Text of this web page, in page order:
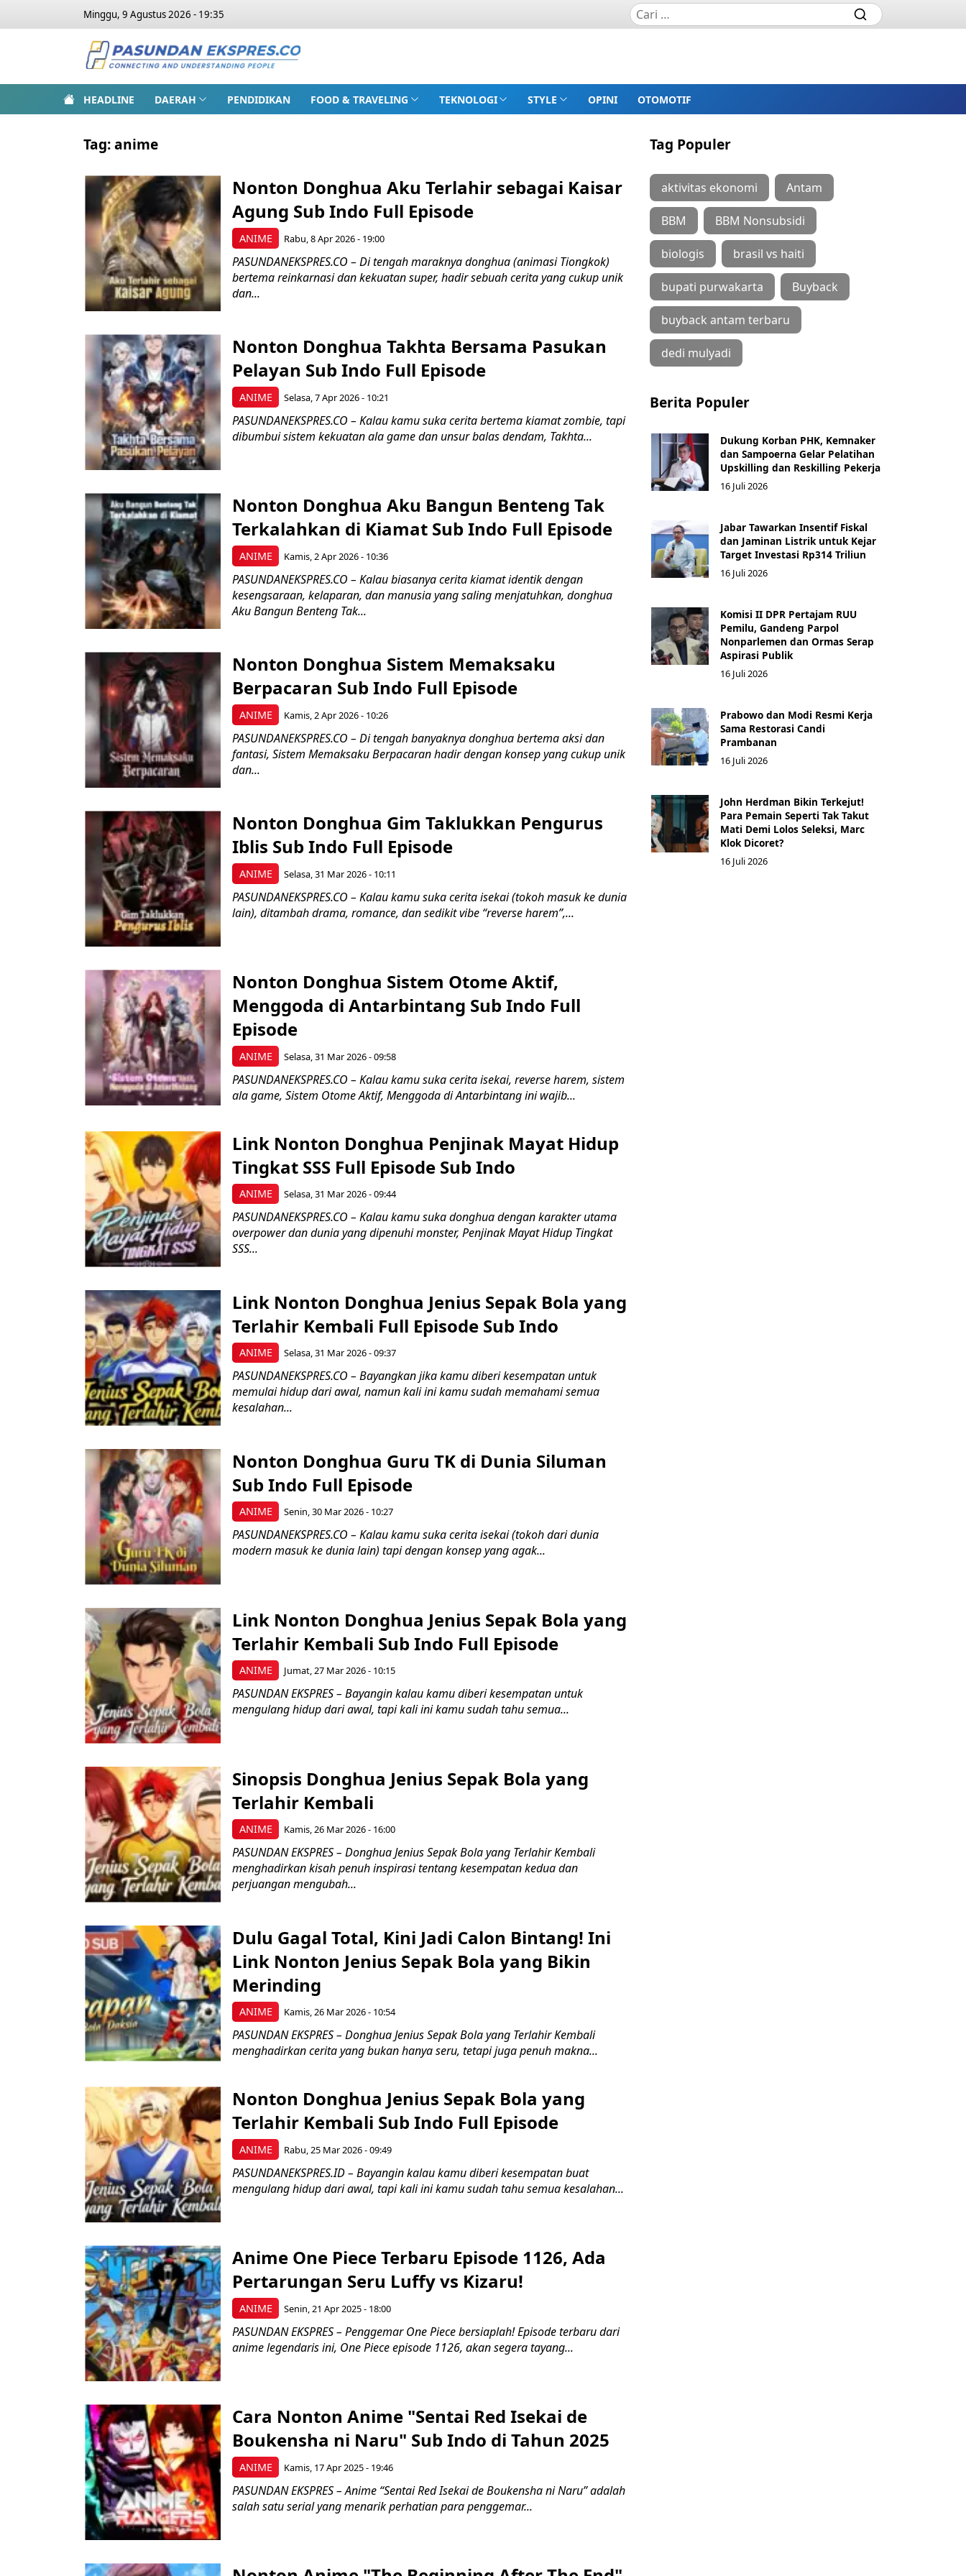
Minggu, 9 Agustus 2026 - 19:35
HEADLINE DAERAH PENDIDIKAN FOOD & TRAVELING TEKNOLOGI STYLE OPINI OTOMOTIF
Tag:anime
ANIME
Nonton Donghua Aku Terlahir sebagai Kaisar
Agung Sub Indo Full Episode
Rabu, 8 Apr 2026 - 19:00
PASUNDANEKSPRES.CO – Di tengah maraknya donghua (animasi Tiongkok)
bertema reinkarnasi dan kekuatan super, hadir sebuah cerita yang cukup unik
dan...
ANIME
Nonton Donghua Takhta Bersama Pasukan
Pelayan Sub Indo Full Episode
Selasa, 7 Apr 2026 - 10:21
PASUNDANEKSPRES.CO – Kalau kamu suka cerita bertema kiamat zombie, tapi
dibumbui sistem kekuatan ala game dan unsur balas dendam, Takhta...
ANIME
Nonton Donghua Aku Bangun Benteng Tak
Terkalahkan di Kiamat Sub Indo Full Episode
Kamis, 2 Apr 2026 - 10:36
PASUNDANEKSPRES.CO – Kalau biasanya cerita kiamat identik dengan
kesengsaraan, kelaparan, dan manusia yang saling menjatuhkan, donghua
Aku Bangun Benteng Tak...
ANIME
Nonton Donghua Sistem Memaksaku
Berpacaran Sub Indo Full Episode
Kamis, 2 Apr 2026 - 10:26
PASUNDANEKSPRES.CO – Di tengah banyaknya donghua bertema aksi dan
fantasi, Sistem Memaksaku Berpacaran hadir dengan konsep yang cukup unik
dan...
ANIME
Nonton Donghua Gim Taklukkan Pengurus
Iblis Sub Indo Full Episode
Selasa, 31 Mar 2026 - 10:11
PASUNDANEKSPRES.CO – Kalau kamu suka cerita isekai (tokoh masuk ke dunia
lain), ditambah drama, romance, dan sedikit vibe “reverse harem”,...
ANIME
Nonton Donghua Sistem Otome Aktif,
Menggoda di Antarbintang Sub Indo Full
Episode
Selasa, 31 Mar 2026 - 09:58
PASUNDANEKSPRES.CO – Kalau kamu suka cerita isekai, reverse harem, sistem
ala game, Sistem Otome Aktif, Menggoda di Antarbintang ini wajib...
ANIME
Link Nonton Donghua Penjinak Mayat Hidup
Tingkat SSS Full Episode Sub Indo
Selasa, 31 Mar 2026 - 09:44
PASUNDANEKSPRES.CO – Kalau kamu suka donghua dengan karakter utama
overpower dan dunia yang dipenuhi monster, Penjinak Mayat Hidup Tingkat
SSS...
ANIME
Link Nonton Donghua Jenius Sepak Bola yang
Terlahir Kembali Full Episode Sub Indo
Selasa, 31 Mar 2026 - 09:37
PASUNDANEKSPRES.CO – Bayangkan jika kamu diberi kesempatan untuk
memulai hidup dari awal, namun kali ini kamu sudah memahami semua
kesalahan...
ANIME
Nonton Donghua Guru TK di Dunia Siluman
Sub Indo Full Episode
Senin, 30 Mar 2026 - 10:27
PASUNDANEKSPRES.CO – Kalau kamu suka cerita isekai (tokoh dari dunia
modern masuk ke dunia lain) tapi dengan konsep yang agak...
ANIME
Link Nonton Donghua Jenius Sepak Bola yang
Terlahir Kembali Sub Indo Full Episode
Jumat, 27 Mar 2026 - 10:15
PASUNDAN EKSPRES – Bayangin kalau kamu diberi kesempatan untuk
mengulang hidup dari awal, tapi kali ini kamu sudah tahu semua...
ANIME
Sinopsis Donghua Jenius Sepak Bola yang
Terlahir Kembali
Kamis, 26 Mar 2026 - 16:00
PASUNDAN EKSPRES – Donghua Jenius Sepak Bola yang Terlahir Kembali
menghadirkan kisah penuh inspirasi tentang kesempatan kedua dan
perjuangan mengubah...
ANIME
Dulu Gagal Total, Kini Jadi Calon Bintang! Ini
Link Nonton Jenius Sepak Bola yang Bikin
Merinding
Kamis, 26 Mar 2026 - 10:54
PASUNDAN EKSPRES – Donghua Jenius Sepak Bola yang Terlahir Kembali
menghadirkan cerita yang bukan hanya seru, tetapi juga penuh makna...
ANIME
Nonton Donghua Jenius Sepak Bola yang
Terlahir Kembali Sub Indo Full Episode
Rabu, 25 Mar 2026 - 09:49
PASUNDANEKSPRES.ID – Bayangin kalau kamu diberi kesempatan buat
mengulang hidup dari awal, tapi kali ini kamu sudah tahu semua kesalahan...
ANIME
Anime One Piece Terbaru Episode 1126, Ada
Pertarungan Seru Luffy vs Kizaru!
Senin, 21 Apr 2025 - 18:00
PASUNDAN EKSPRES – Penggemar One Piece bersiaplah! Episode terbaru dari
anime legendaris ini, One Piece episode 1126, akan segera tayang...
ANIME
Cara Nonton Anime "Sentai Red Isekai de
Boukensha ni Naru" Sub Indo di Tahun 2025
Kamis, 17 Apr 2025 - 19:46
PASUNDAN EKSPRES – Anime “Sentai Red Isekai de Boukensha ni Naru” adalah
salah satu serial yang menarik perhatian para penggemar...
Tag Populer
aktivitas ekonomi Antam
BBM BBM Nonsubsidi
biologis brasil vs haiti
bupati purwakarta Buyback
buyback antam terbaru
dedi mulyadi
Berita Populer
Dukung Korban PHK, Kemnaker
dan Sampoerna Gelar Pelatihan
Upskilling dan Reskilling Pekerja
16 Juli 2026
Jabar Tawarkan Insentif Fiskal
dan Jaminan Listrik untuk Kejar
Target Investasi Rp314 Triliun
16 Juli 2026
Komisi II DPR Pertajam RUU
Pemilu, Gandeng Parpol
Nonparlemen dan Ormas Serap
Aspirasi Publik
16 Juli 2026
Prabowo dan Modi Resmi Kerja
Sama Restorasi Candi
Prambanan
16 Juli 2026
John Herdman Bikin Terkejut!
Para Pemain Seperti Tak Takut
Mati Demi Lolos Seleksi, Marc
Klok Dicoret?
16 Juli 2026